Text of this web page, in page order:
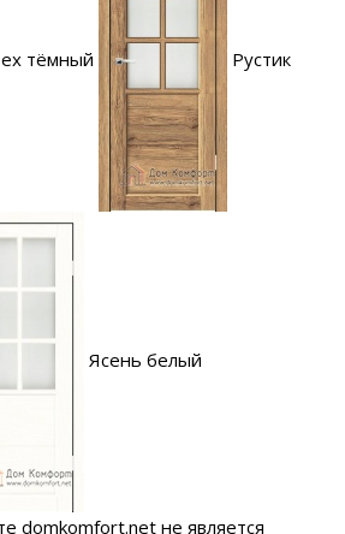
тёмный Рустик
Ясень белый
domkomfort.net не является